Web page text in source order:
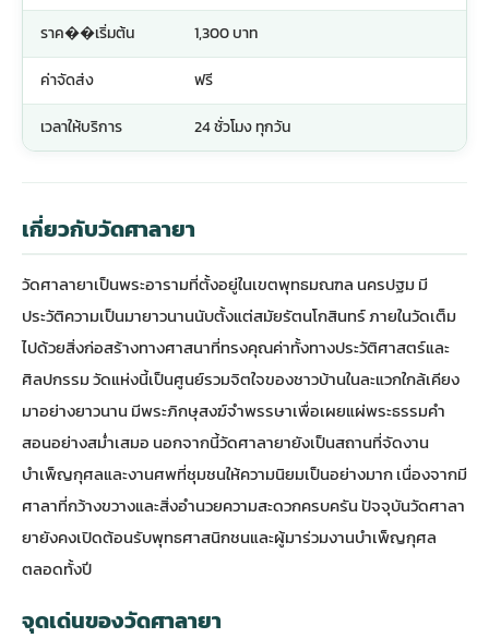
ราค��เริ่มต้น 1,300 บาท
ค่าจัดส่ง ฟรี
เวลาให้บริการ 24 ชั่วโมง ทุกวัน
เกี่ยวกับวัดศาลายา
วัดศาลายาเป็นพระอารามที่ตั้งอยู่ในเขตพุทธมณฑล นครปฐม มี
ประวัติความเป็นมายาวนานนับตั้งแต่สมัยรัตนโกสินทร์ ภายในวัดเต็ม
ไปด้วยสิ่งก่อสร้างทางศาสนาที่ทรงคุณค่าทั้งทางประวัติศาสตร์และ
ศิลปกรรม วัดแห่งนี้เป็นศูนย์รวมจิตใจของชาวบ้านในละแวกใกล้เคียง
มาอย่างยาวนาน มีพระภิกษุสงฆ์จำพรรษาเพื่อเผยแผ่พระธรรมคำ
สอนอย่างสม่ำเสมอ นอกจากนี้วัดศาลายายังเป็นสถานที่จัดงาน
บำเพ็ญกุศลและงานศพที่ชุมชนให้ความนิยมเป็นอย่างมาก เนื่องจากมี
ศาลาที่กว้างขวางและสิ่งอำนวยความสะดวกครบครัน ปัจจุบันวัดศาลา
ยายังคงเปิดต้อนรับพุทธศาสนิกชนและผู้มาร่วมงานบำเพ็ญกุศล
ตลอดทั้งปี
จุดเด่นของวัดศาลายา